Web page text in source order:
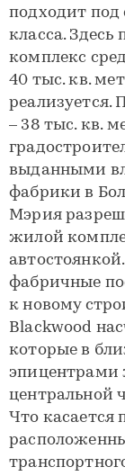
подходит
класса. Здесь
комплекс
40 тыс. кв.
реализуется.
– 38 тыс. кв.
выданными
фабрики в
Мэрия
жилой
фабричные
к новому
Blackwood
которые в
эпицентрами
центральной
Что